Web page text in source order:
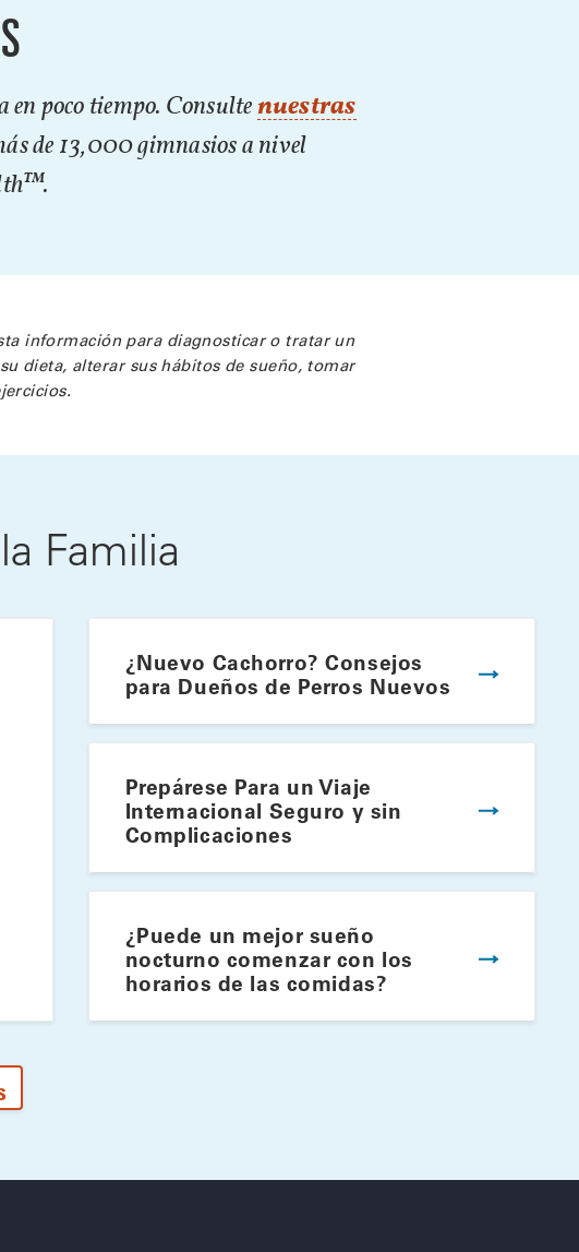
en poco tiempo. Consulte nuestras
de 13,000 gimnasios a nivel
información para diagnosticar o tratar un
dieta, alterar sus hábitos de sueño, tomar
Familia
¿Nuevo Cachorro? Consejos
para Dueños de Perros Nuevos
Prepárese Para un Viaje
Internacional Seguro y sin
Complicaciones
¿Puede un mejor sueño
nocturno comenzar con los
horarios de las comidas?